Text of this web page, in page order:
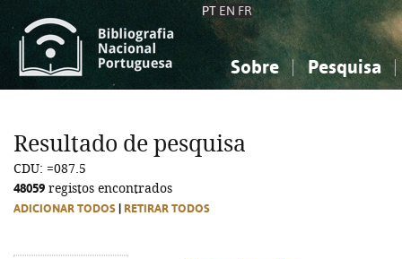
PT EN FR
Sobre Pesquisa
Ciências sociais...
Ciências sociais...
Resultado de pesquisa
CDU: =087.5
48059 registos encontrados
ADICIONAR TODOS RETIRAR TODOS